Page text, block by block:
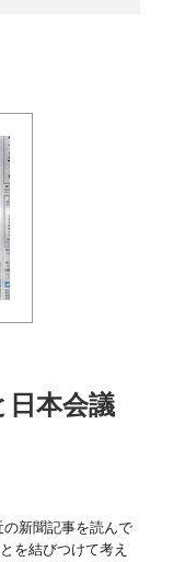
日本会議
の新聞記事を読んで
を結びつけて考え